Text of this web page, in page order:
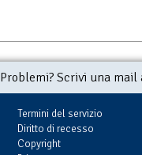
Problemi? Scrivi una
Termini del servizio
Diritto di recesso
Copyright